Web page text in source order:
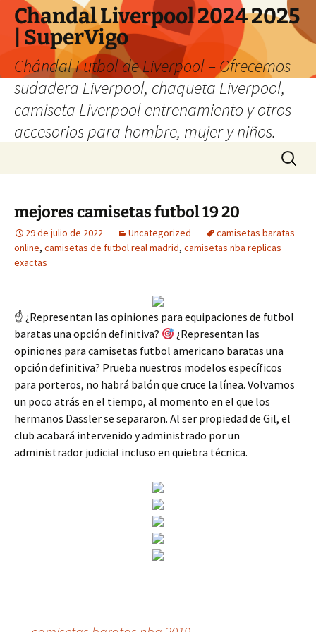
Chandal Liverpool 2024 2025
| SuperVigo
Chándal Futbol de Liverpool – Ofrecemos
sudadera Liverpool, chaqueta Liverpool,
camiseta Liverpool entrenamiento y otros
accesorios para hombre, mujer y niños.
Buscar:
mejores camisetas futbol 19 20
29 de julio de 2022 Uncategorized
camisetas baratas
online, camisetas de futbol real madrid, camisetas nba replicas
exactas
☝ ¿Representan las opiniones para equipaciones de futbol
baratas una opción definitiva?
¿Representan las
opiniones para camisetas futbol americano baratas una
opción definitiva? Prueba nuestros modelos específicos
para porteros, no habrá balón que cruce la línea. Volvamos
un poco atrás en el tiempo, al momento en el que los
hermanos Dassler se separaron. Al ser propiedad de Gil, el
club acabará intervenido y administrado por un
administrador judicial incluso en quiebra técnica.